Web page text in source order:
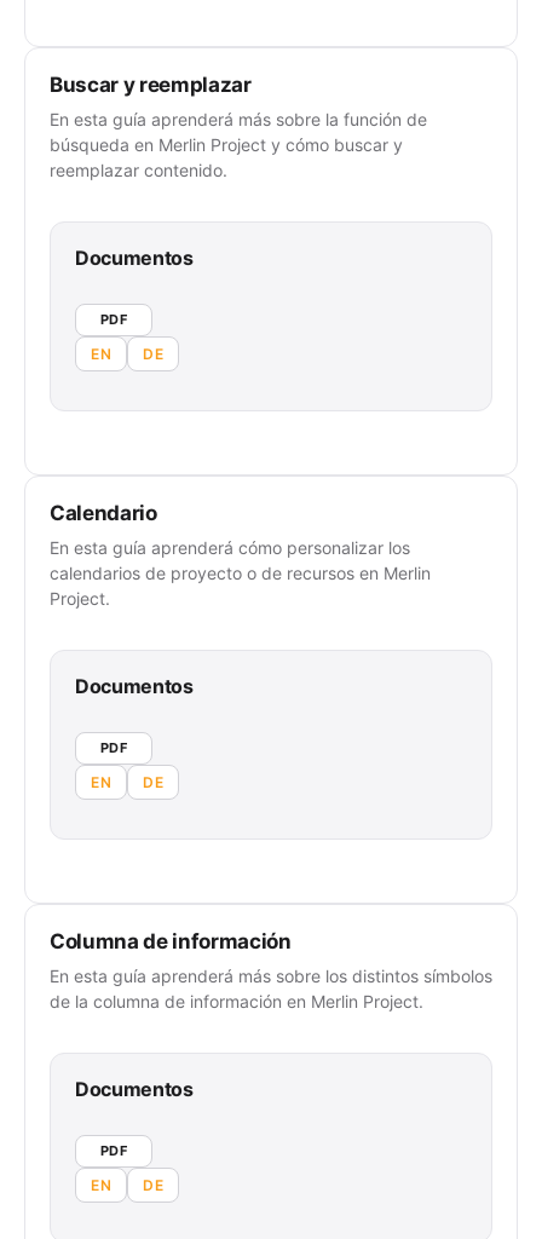
Buscar y reemplazar
En esta guía aprenderá más sobre la función de
búsqueda en Merlin Project y cómo buscar y
reemplazar contenido.
Documentos
PDF
EN DE
Calendario
En esta guía aprenderá cómo personalizar los
calendarios de proyecto o de recursos en Merlin
Project.
Documentos
PDF
EN DE
Columna de información
En esta guía aprenderá más sobre los distintos símbolos
de la columna de información en Merlin Project.
Documentos
PDF
EN DE